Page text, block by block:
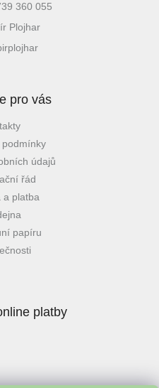
360 055
Plojhar
pro vás
údajů
řád
a platba
papíru
platby